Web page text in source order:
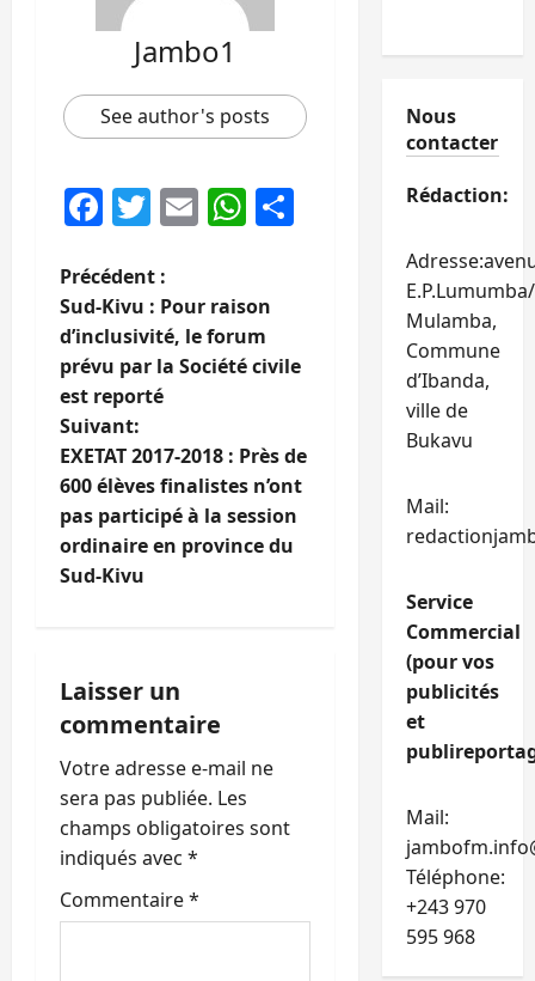
Jambo1
See author's posts
Facebook
Twitter
EmailWhatsApp
Partager
N
a
v
i
g
a
t
o
n
d
’
a
r
Précédent :
Sud-Kivu : Pour raison
d’inclusivité, le forum
prévu par la Société civile
est reporté
Suivant:
EXETAT 2017-2018 : Près de
600 élèves finalistes n’ont
pas participé à la session
ordinaire en province du
Sud-Kivu
Laisser un
commentaire
Votre adresse e-mail ne
sera pas publiée. Les
champs obligatoires sont
indiqués avec *
Commentaire*
Nous
contacter
Rédaction:
Mulamba,
Commune
d’Ibanda,
ville de
Bukavu
Mail:
Service
Commercial
(pour vos
publicités
et
Mail:
Téléphone:
+243 970
595 968